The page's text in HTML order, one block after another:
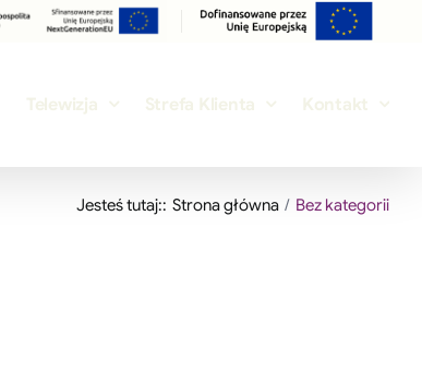
Telewizja Strefa Klienta Kontakt
Jesteś tutaj:: Strona główna Bez kategorii